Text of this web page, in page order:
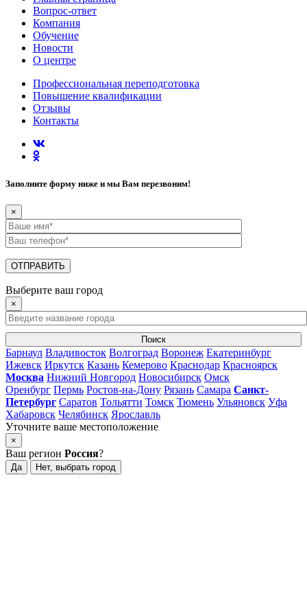
Вопрос-ответ
Компания
Обучение
Новости
О центре
Профессиональная переподготовка
Повышение квалификации
Отзывы
Контакты
Заполните форму ниже и мы Вам перезвоним!
×
Выберите ваш город
×
Поиск
Барнаул Владивосток Волгоград Воронеж Екатеринбург
Ижевск Иркутск Казань Кемерово Краснодар Красноярск
Москва Нижний Новгород Новосибирск Омск
Оренбург Пермь Ростов-на-Дону Рязань Самара Санкт-
Петербург Саратов Тольятти Томск Тюмень Ульяновск Уфа
Хабаровск Челябинск Ярославль
Уточните ваше местоположение
×
Ваш регион Россия?
Да Нет, выбрать город